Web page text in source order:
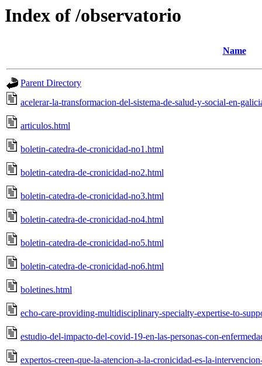
Index of /observatorio
Name
Parent Directory
acelerar-la-transformacion-del-sistema-de-salud-y-social-en-
articulos.html
boletin-catedra-de-cronicidad-no1.html
boletin-catedra-de-cronicidad-no2.html
boletin-catedra-de-cronicidad-no3.html
boletin-catedra-de-cronicidad-no4.html
boletin-catedra-de-cronicidad-no5.html
boletin-catedra-de-cronicidad-no6.html
boletines.html
echo-care-providing-multidisciplinary-specialty-expertise-to-
estudio-del-impacto-del-covid-19-en-las-personas-con-
expertos-creen-que-la-atencion-a-la-cronicidad-es-la-